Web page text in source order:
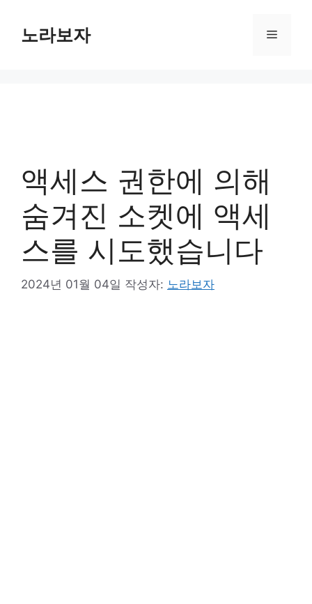
노라보자 메
액세스 권한에 의해
숨겨진 소켓에 액세
스를 시도했습니다
2024년 01월 04일 작성자: 노라보자